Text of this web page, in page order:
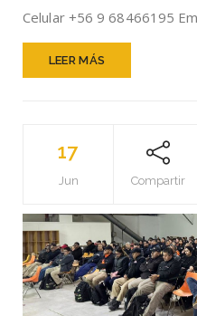
Celular +56 9 68466195
LEER MÁS
17
Jun Compartir